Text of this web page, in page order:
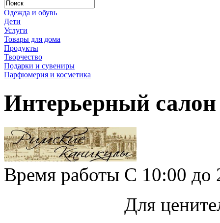
Одежда и обувь
Дети
Услуги
Товары для дома
Продукты
Творчество
Подарки и сувениры
Парфюмерия и косметика
Интерьерный
Время работы С 10:00
Для